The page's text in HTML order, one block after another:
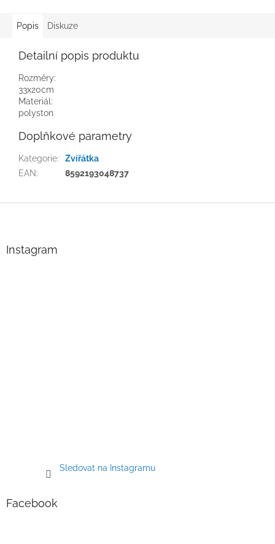
Popis Diskuze
Detailní popis produktu
Rozměry:
33x20cm
Materiál:
polyston
Doplňkové parametry
Kategorie:
Zvířátka
EAN: 8592193048737
Instagram
Sledovat na Instagramu
Facebook